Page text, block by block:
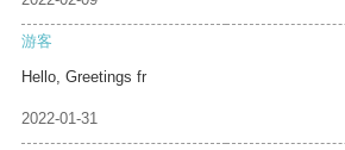
游客
Hello, Greetings fr
2022-01-31